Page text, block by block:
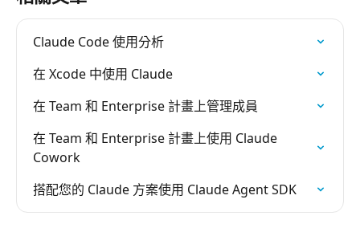
Claude Code 使用分析
在 Xcode 中使用 Claude
在 Team 和 Enterprise 計畫上管理成員
在 Team 和 Enterprise 計畫上使用 Claude
Cowork
搭配您的 Claude 方案使用 Claude Agent SDK